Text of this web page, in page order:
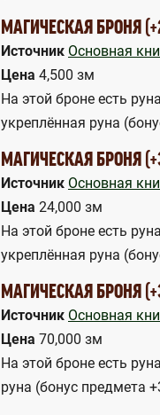
МАГИЧЕСКАЯ БРОНЯ
Источник Основная
Цена 4,500 зм
На этой броне есть
укреплённая руна
МАГИЧЕСКАЯ БРОНЯ
Источник Основная
Цена 24,000 зм
На этой броне есть
укреплённая руна
МАГИЧЕСКАЯ БРОНЯ
Источник Основная
Цена 70,000 зм
На этой броне есть
руна (бонус предмета